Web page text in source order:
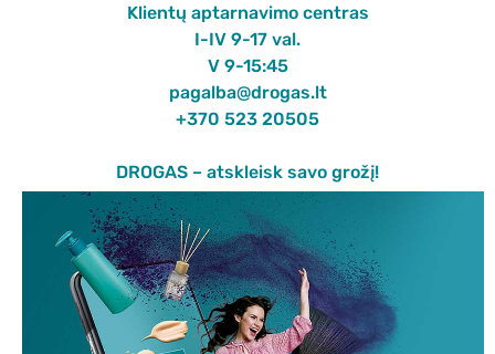
Klientų aptarnavimo centras
I-IV 9-17 val.
V 9-15:45
pagalba@drogas.lt
+370 523 20505
DROGAS – atskleisk savo grožį!